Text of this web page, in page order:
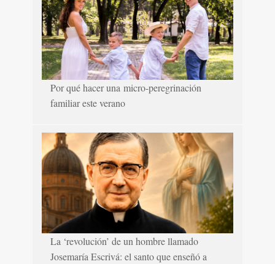
Por qué hacer una micro-peregrinación
familiar este verano
La ‘revolución’ de un hombre llamado
Josemaría Escrivá: el santo que enseñó a